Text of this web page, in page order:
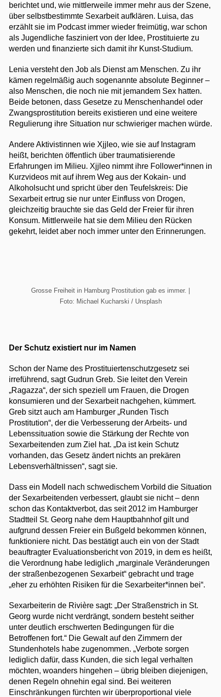
berichtet und, wie mittlerweile immer mehr aus der Szene,
über selbstbestimmte Sexarbeit aufklären. Luisa, das
erzählt sie im Podcast immer wieder freimütig, war schon
als Jugendliche fasziniert von der Idee, Prostituierte zu
werden und finanzierte sich damit ihr Kunst-Studium.
Lenia versteht den Job als Dienst am Menschen. Zu ihr
kämen regelmäßig auch sogenannte absolute Beginner –
also Menschen, die noch nie mit jemandem Sex hatten.
Beide betonen, dass Gesetze zu Menschenhandel oder
Zwangsprostitution bereits existieren und eine weitere
Regulierung ihre Situation nur schwieriger machen würde.
Andere Aktivistinnen wie Xjjleo, wie sie auf Instagram
heißt, berichten öffentlich über traumatisierende
Erfahrungen im Milieu. Xjjleo nimmt ihre Follower*innen in
Kurzvideos mit auf ihrem Weg aus der Kokain- und
Alkoholsucht und spricht über den Teufelskreis: Die
Sexarbeit ertrug sie nur unter Einfluss von Drogen,
gleichzeitig brauchte sie das Geld der Freier für ihren
Konsum. Mittlerweile hat sie dem Milieu den Rücken
gekehrt, leidet aber noch immer unter den Erinnerungen.
Grosse Freiheit in Hamburg Prostitution gab es immer. |
Foto: Michael Kucharski / Unsplash
Der Schutz existiert nur im Namen
Schon der Name des Prostituiertenschutzgesetz sei
irreführend, sagt Gudrun Greb. Sie leitet den Verein
„Ragazza“, der sich speziell um Frauen, die Drogen
konsumieren und der Sexarbeit nachgehen, kümmert.
Greb sitzt auch am Hamburger „Runden Tisch
Prostitution“, der die Verbesserung der Arbeits- und
Lebenssituation sowie die Stärkung der Rechte von
Sexarbeitenden zum Ziel hat. „Da ist kein Schutz
vorhanden, das Gesetz ändert nichts an prekären
Lebensverhältnissen“, sagt sie.
Dass ein Modell nach schwedischem Vorbild die Situation
der Sexarbeitenden verbessert, glaubt sie nicht – denn
schon das Kontaktverbot, das seit 2012 im Hamburger
Stadtteil St. Georg nahe dem Hauptbahnhof gilt und
aufgrund dessen Freier ein Bußgeld bekommen können,
funktioniere nicht. Das bestätigt auch ein von der Stadt
beauftragter Evaluationsbericht von 2019, in dem es heißt,
die Verordnung habe lediglich „marginale Veränderungen
der straßenbezogenen Sexarbeit“ gebracht und trage
„eher zu erhöhten Risiken für die Sexarbeiter*innen bei“.
Sexarbeiterin de Rivière sagt: „Der Straßenstrich in St.
Georg wurde nicht verdrängt, sondern besteht seither
unter deutlich erschwerten Bedingungen für die
Betroffenen fort.“ Die Gewalt auf den Zimmern der
Stundenhotels habe zugenommen. „Verbote sorgen
lediglich dafür, dass Kunden, die sich legal verhalten
möchten, woanders hingehen – übrig bleiben diejenigen,
denen Regeln ohnehin egal sind. Bei weiteren
Einschränkungen fürchten wir überproportional viele